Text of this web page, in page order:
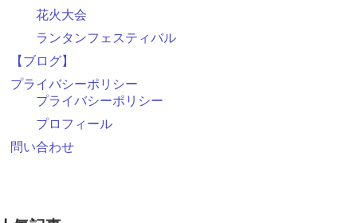
花火大会
ランタンフェスティバル
【ブログ】
プライバシーポリシー
プライバシーポリシー
プロフィール
問い合わせ